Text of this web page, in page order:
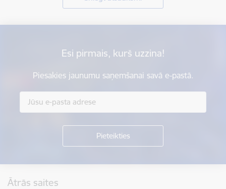
Esi pirmais, kurš uzzina!
Piesakies jaunumu saņemšanai savā e-pastā.
Ātrās saites